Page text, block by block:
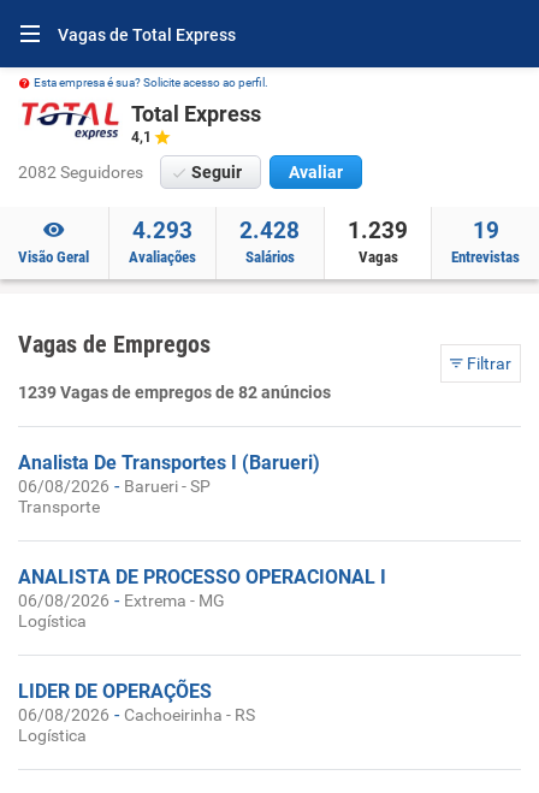
Vagas de Total Express
Esta empresa é sua? Solicite acesso ao perfil.
Total Express
4,1
2082 Seguidores Seguir Avaliar
Visão Geral
4.293
Avaliações
2.428
Salários
1.239
Vagas
19
Entrevistas
Vagas de Empregos
Filtrar
1239 Vagas de empregos de 82 anúncios
Analista De Transportes I (Barueri)
06/08/2026 - Barueri - SP
Transporte
ANALISTA DE PROCESSO OPERACIONAL I
06/08/2026 - Extrema - MG
Logística
LIDER DE OPERAÇÕES
06/08/2026 - Cachoeirinha - RS
Logística